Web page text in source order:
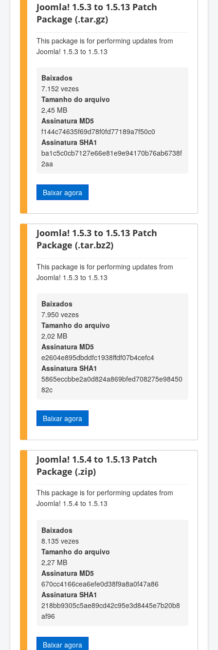
Joomla! 1.5.3 to 1.5.13 Patch
Package (.tar.gz)
This package is for performing updates from
Joomla! 1.5.3 to 1.5.13
Baixados
7.152 vezes
Tamanho do arquivo
2,45 MB
Assinatura MD5
f144c74635f69d78f0fd77189a7f50c0
Assinatura SHA1
ba1c5c0cb7127e66e81e9e94170b76ab6738f
2aa
Baixar agora
Joomla! 1.5.3 to 1.5.13 Patch
Package (.tar.bz2)
This package is for performing updates from
Joomla! 1.5.3 to 1.5.13
Baixados
7.950 vezes
Tamanho do arquivo
2,02 MB
Assinatura MD5
e2604e895dbddfc1938ffdf07b4cefc4
Assinatura SHA1
5865eccbbe2a0d824a869bfed708275e98450
82c
Baixar agora
Joomla! 1.5.4 to 1.5.13 Patch
Package (.zip)
This package is for performing updates from
Joomla! 1.5.4 to 1.5.13
Baixados
8.135 vezes
Tamanho do arquivo
2,27 MB
Assinatura MD5
670cc4166cea6efe0d38f9a8a0f47a86
Assinatura SHA1
218bb9305c5ae89cd42c95e3d8445e7b20b8
af96
Baixar agora